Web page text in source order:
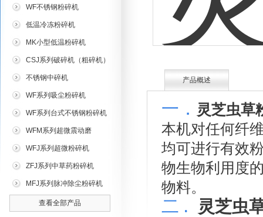
WF不锈钢粉碎机
低温冷冻粉碎机
MK小型低温粉碎机
CSJ系列破碎机（粗碎机）
不锈钢中碎机
WF系列吸尘粉碎机
WF系列台式不锈钢粉碎机
WFM系列超微震动磨
WFJ系列超微粉碎机
ZFJ系列中草药粉碎机
MFJ系列脉冲除尘粉碎机
查看全部产品
产品概述
一． 灵芝虫草
本机对任何纤
均可进行有效
物生物利用度
物料。
二 . 灵芝虫